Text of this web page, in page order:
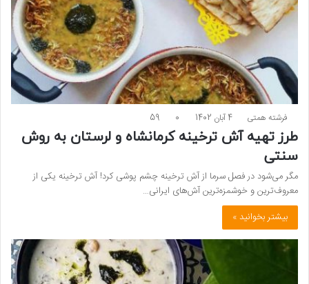
فرشته همتی 4 آبان 1402 0
59
طرز تهیه آش ترخینه کرمانشاه و لرستان به روش
سنتی
مگر می‌شود در فصل سرما از آش ترخینه چشم پوشی کرد! آش ترخینه یکی از
معروف‌ترین و خوشمزه‌ترین آش‌های ایرانی…
بیشتر بخوانید »